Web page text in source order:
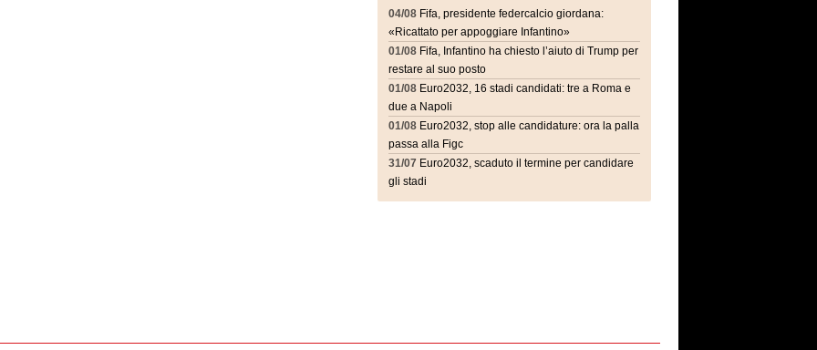
04/08 Fifa, presidente federcalcio giordana:
«Ricattato per appoggiare Infantino»
01/08 Fifa, Infantino ha chiesto l’aiuto di Trump per
restare al suo posto
01/08 Euro2032, 16 stadi candidati: tre a Roma e
due a Napoli
01/08 Euro2032, stop alle candidature: ora la palla
passa alla Figc
31/07 Euro2032, scaduto il termine per candidare
gli stadi